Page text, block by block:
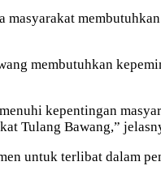
membutuhkan
kepentingan
Tulang Bawang,”
untuk terlibat dalam